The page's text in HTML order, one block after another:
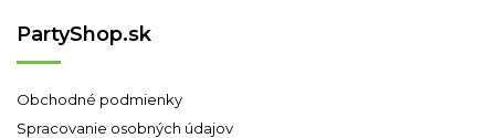
PartyShop.sk
Obchodné podmienky
Spracovanie osobných údajov